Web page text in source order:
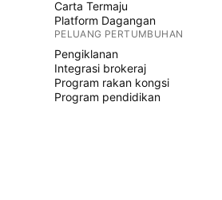
Carta Termaju
Platform Dagangan
PELUANG PERTUMBUHAN
Pengiklanan
Integrasi brokeraj
Program rakan kongsi
Program pendidikan